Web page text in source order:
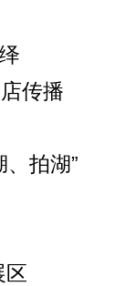
传播
拍湖”
区